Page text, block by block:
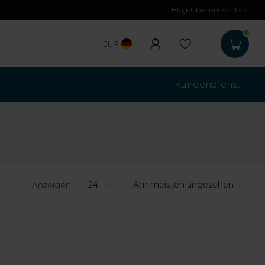
Kostenloser
BlogsÜber unsKontakt
EUR
Kundendienst
Anzeigen: